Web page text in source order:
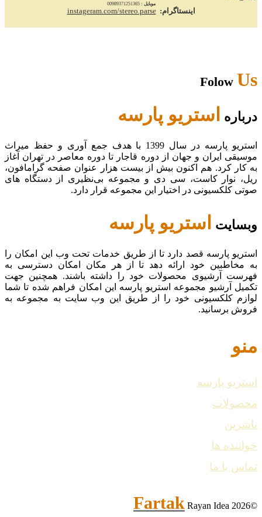
موبایل :00989371251365
اینستاگرام: instageram.com/stereo.parse
FolowUs
درباره استریو پارسه
استریو پارسه در سال 1399 با هدف جمع آوری و حفظ میراث
موسیقی ایران و جهان از دوره قاجار تا دوره معاصر در تهران آغاز
به کار کرد. هم اکنون بیش از بیست هزار عنوان صفحه گرامافون،
ریل، نوار کاست، سی دی و مجموعه بی‌نظیری از دستگاه های
صوتی کلکسیونی در اختیار این مجموعه قرار دارد.
وبسایت استریو پارسه
استریو پارسه قصد دارد تا از طریق خدمات تحت وب این امکان را
به مخاطبین خود ارائه دهد تا از هر مکان امکان دسترسی به
فهرست آرشیوی محصولات خود را داشته باشند. همچنین جهت
تکمیل آرشیو مجموعه استریو پارسه این امکان فراهم شده تا شما
لوازم کلکسیونی خود را از طریق این وب سایت به مجموعه به
فروش برسانید.
منو
استریو پارسه
محصولات
ناشرین
خواننده ها
تماس با ما
©2026
FartakRayan Idea